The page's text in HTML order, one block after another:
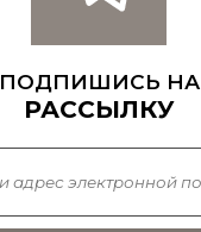
ПОДПИШИСЬ НА
РАССЫЛКУ